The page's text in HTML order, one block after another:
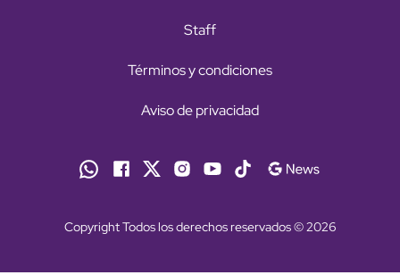
Staff
Términos y condiciones
Aviso de privacidad
Copyright Todos los derechos reservados © 2026